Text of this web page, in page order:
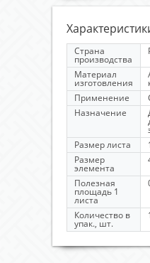
Страна
производства
Материал
изготовления
Применение
Назначение
Размер листа
Размер
элемента
Полезная
площадь 1
листа
Количество в
упак., шт.